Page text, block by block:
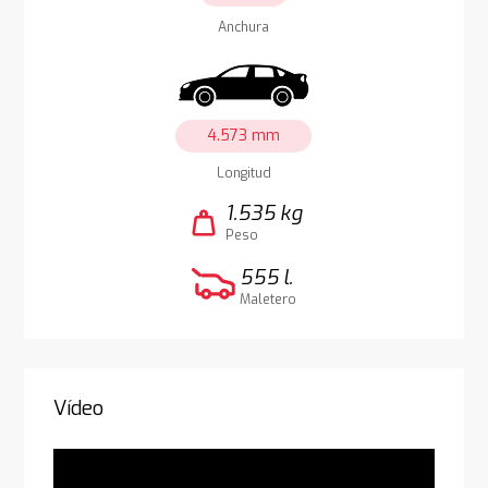
Anchura
4.573 mm
Longitud
weight 1.535 kg
Peso
555 l.
Maletero
Vídeo